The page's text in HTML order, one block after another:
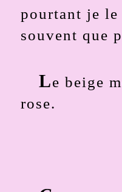
pourtant je le
souvent que
Le beige
rose.